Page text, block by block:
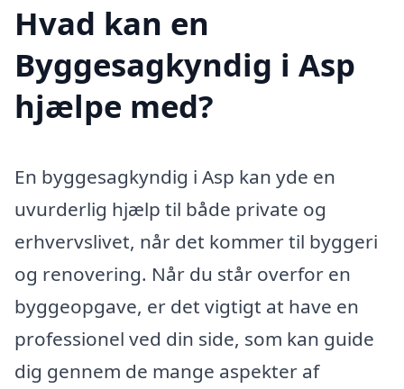
Hvad kan en
Byggesagkyndig i Asp
hjælpe med?
En byggesagkyndig i Asp kan yde en
uvurderlig hjælp til både private og
erhvervslivet, når det kommer til byggeri
og renovering. Når du står overfor en
byggeopgave, er det vigtigt at have en
professionel ved din side, som kan guide
dig gennem de mange aspekter af